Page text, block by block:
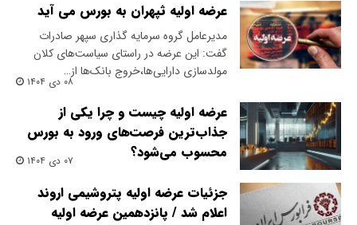
عرضه اولیه ثپهران به بورس می آید
مدیرعامل گروه سرمایه گذاری سپهر صادرات
گفت: این عرضه در راستای سیاست‌های کلان
مولدسازی دارایی‌ها،خروج بانک‌ها از…
۰۸ دی ۱۴۰۴
عرضه اولیه چیست و چرا یکی از
جذاب‌ترین فرصت‌های ورود به بورس
محسوب می‌شود؟
۰۷ دی ۱۴۰۴
جزئیات عرضه اولیه پتروشیمی اروند
اعلام شد / پانزدهمین عرضه اولیه